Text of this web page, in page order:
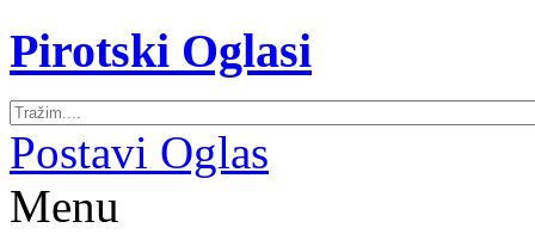
Pirotski Oglasi
Postavi Oglas
Menu